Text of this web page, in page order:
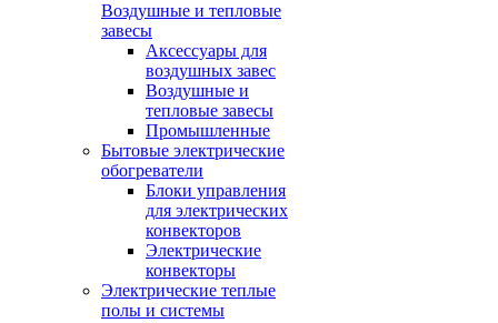
Воздушные и тепловые
завесы
Аксессуары для
воздушных завес
Воздушные и
тепловые завесы
Промышленные
Бытовые электрические
обогреватели
Блоки управления
для электрических
конвекторов
Электрические
конвекторы
Электрические теплые
полы и системы